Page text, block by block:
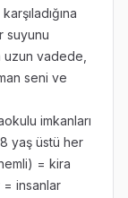
suyunu
uzun vadede,
seni ve
imkanları
yaş üstü her
= kira
= insanlar